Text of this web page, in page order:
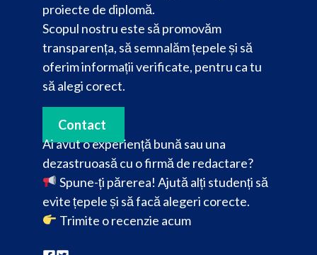
proiecte de diplomă.
Scopul nostru este să promovăm
transparența, să semnalăm țepele și să
oferim informații verificate, pentru ca tu
să alegi corect.
Contact
Ai avut o experiență bună sau una
dezastruoasă cu o firmă de redactare?
Spune-ți părerea! Ajută alți studenți să
evite țepele și să facă alegeri corecte.
Trimite o recenzie acum